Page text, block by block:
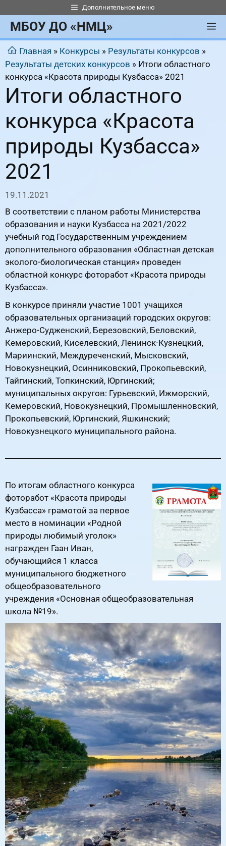
к
содержимому
Дополнительное меню
МБОУ ДО «НМЦ»
Главная » Конкурсы » Результаты конкурсов »
Результаты детских конкурсов » Итоги областного
конкурса «Красота природы Кузбасса» 2021
Итоги областного
конкурса «Красота
природы Кузбасса»
2021
19.11.2021
В соответствии с планом работы Министерства
образования и науки Кузбасса на 2021/2022
учебный год Государственным учреждением
дополнительного образования «Областная детская
эколого-биологическая станция» проведен
областной конкурс фоторабот «Красота природы
Кузбасса».
В конкурсе приняли участие 1001 учащихся
образовательных организаций городских округов:
Анжеро-Судженский, Березовский, Беловский,
Кемеровский, Киселевский, Ленинск-Кузнецкий,
Мариинский, Междуреченский, Мысковский,
Новокузнецкий, Осинниковский, Прокопьевский,
Тайгинский, Топкинский, Юргинский;
муниципальных округов: Гурьевский, Ижморский,
Кемеровский, Новокузнецкий, Промышленновский,
Прокопьевский, Юргинский, Яшкинский;
Новокузнецкого муниципального района.
По итогам областного конкурса
фоторабот «Красота природы
Кузбасса» грамотой за первое
место в номинации «Родной
природы любимый уголок»
награжден Гаан Иван,
обучающийся 1 класса
муниципального бюджетного
общеобразовательного
учреждения «Основная общеобразовательная
школа №19».